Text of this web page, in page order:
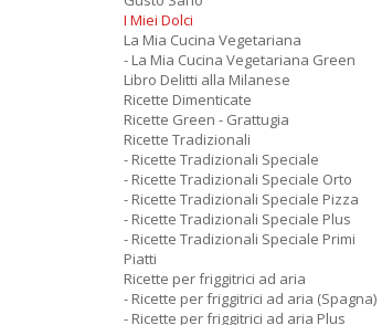
I Miei Dolci
La Mia Cucina Vegetariana
- La Mia Cucina Vegetariana Green
Libro Delitti alla Milanese
Ricette Dimenticate
Ricette Green - Grattugia
Ricette Tradizionali
- Ricette Tradizionali Speciale
- Ricette Tradizionali Speciale Orto
- Ricette Tradizionali Speciale Pizza
- Ricette Tradizionali Speciale Plus
- Ricette Tradizionali Speciale Primi
Piatti
Ricette per friggitrici ad aria
- Ricette per friggitrici ad aria (Spagna)
- Ricette per friggitrici ad aria Plus